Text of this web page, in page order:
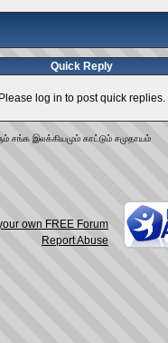
Quick Reply
Please log in to post quick replies.
சங்க இலக்கியமும் காட்டும் சமுதாயம்
own FREE Forum
Report Abuse